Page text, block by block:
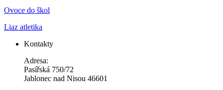
Ovoce do škol
Liaz atletika
Kontakty
Adresa:
Pasířská 750/72
Jablonec nad Nisou 46601